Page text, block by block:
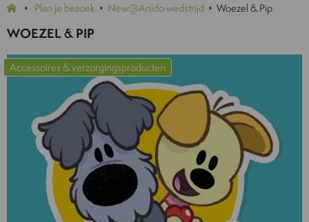
Plan je bezoek New@Anido wedstrijd Woezel & Pip
WOEZEL & PIP
Accessoires & verzorgingsproducten